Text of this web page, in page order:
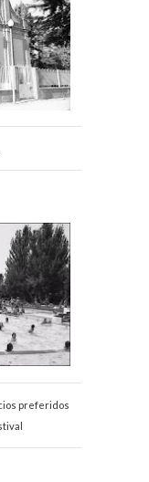
preferidos